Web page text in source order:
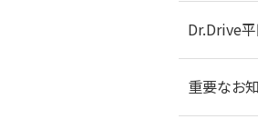
Dr.Drive
重要なお